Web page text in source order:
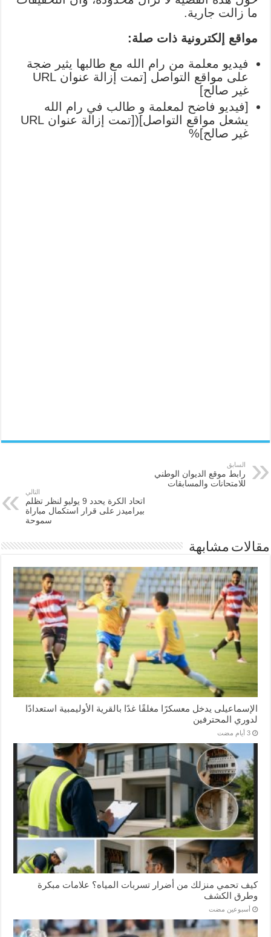
ما زالت جارية.
مواقع إلكترونية ذات صلة:
فيديو معلمة من رام الله مع طالبها يثير ضجة
على مواقع التواصل [تمت إزالة عنوان URL
غير صالح]
[فيديو فاضح لمعلمة و طالب في رام الله
يشعل مواقع التواصل]([تمت إزالة عنوان URL
غير صالح]%
السابق
رابط موقع الديوان الوطني
للامتحانات والمسابقات
التالي
اتحاد الكرة يحدد 9 يوليو لنظر تظلم
بيراميدز على قرار استكمال مباراة
سموحة
مقالات مشابهة
الإسماعیلی یدخل معسكرًا مغلقًا غدًا بالقرية الأوليمبية استعدادًا
لدوري المحترفين
‏3 أيام مضت
كيف تحمي منزلك من أضرار تسربات المياه؟ علامات مبكرة
وطرق الكشف
‏أسبوعين مضت